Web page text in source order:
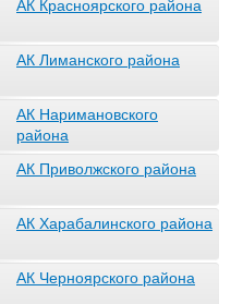
АК Красноярского района
АК Лиманского района
АК Наримановского
района
АК Приволжского района
АК Харабалинского района
АК Черноярского района